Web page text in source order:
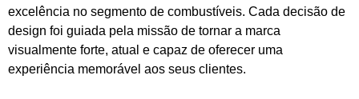
excelência no segmento de combustíveis. Cada decisão de
design foi guiada pela missão de tornar a marca
visualmente forte, atual e capaz de oferecer uma
experiência memorável aos seus clientes.